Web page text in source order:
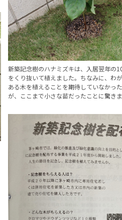
新築記念樹のハナミズキは、入居翌年の
をくり抜いて植えました。ちなみに、わ
ある木を植えることを期待していなかっ
が、ここまで小さな苗だったことに驚きま